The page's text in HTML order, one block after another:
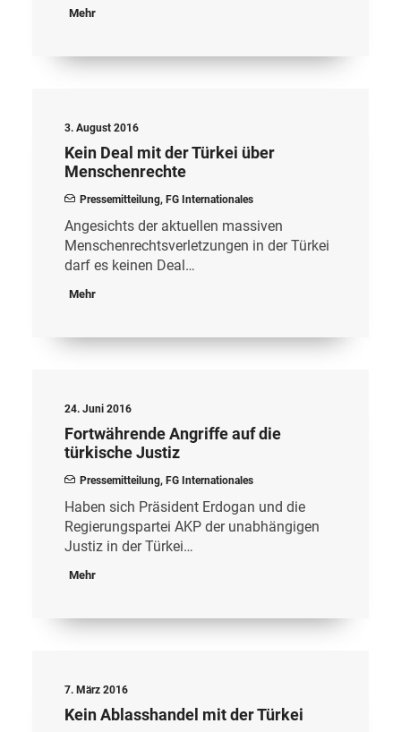
Mehr
3. August 2016
Kein Deal mit der Türkei über
Menschenrechte
Pressemitteilung, FG Internationales
Angesichts der aktuellen massiven
Menschenrechtsverletzungen in der Türkei
darf es keinen Deal…
Mehr
24. Juni 2016
Fortwährende Angriffe auf die
türkische Justiz
Pressemitteilung, FG Internationales
Haben sich Präsident Erdogan und die
Regierungspartei AKP der unabhängigen
Justiz in der Türkei…
Mehr
7. März 2016
Kein Ablasshandel mit der Türkei